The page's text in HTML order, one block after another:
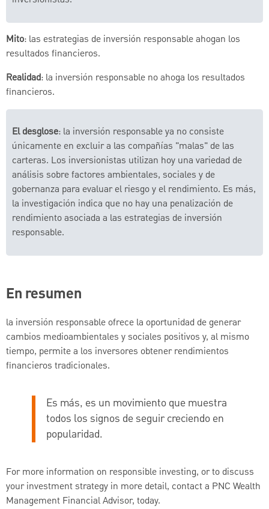
Mito: las estrategias de inversión responsable ahogan los
resultados financieros.
Realidad: la inversión responsable no ahoga los resultados
financieros.
El desglose: la inversión responsable ya no consiste
únicamente en excluir a las compañías "malas" de las
carteras. Los inversionistas utilizan hoy una variedad de
análisis sobre factores ambientales, sociales y de
gobernanza para evaluar el riesgo y el rendimiento. Es más,
la investigación indica que no hay una penalización de
rendimiento asociada a las estrategias de inversión
responsable.
En resumen
la inversión responsable ofrece la oportunidad de generar
cambios medioambientales y sociales positivos y, al mismo
tiempo, permite a los inversores obtener rendimientos
financieros tradicionales.
Es más, es un movimiento que muestra
todos los signos de seguir creciendo en
popularidad.
For more information on responsible investing, or to discuss
your investment strategy in more detail, contact a PNC Wealth
Management Financial Advisor, today.